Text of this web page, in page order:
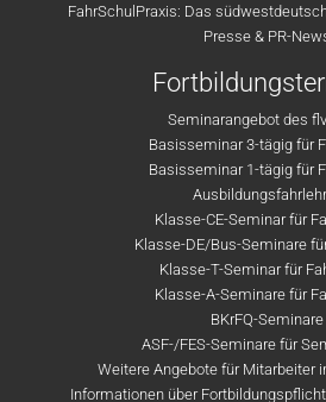
FahrSchulPraxis: Das
Presse & PR-
Seminarangebot des
Basisseminar 3-tägig für
Basisseminar 1-tägig für
Klasse-CE-Seminar für
Klasse-DE/Bus-Seminare
Klasse-T-Seminar für
Klasse-A-Seminare für
BKrFQ-Seminare
ASF-/FES-Seminare für
Weitere Angebote für Mitarbeiter
Informationen über